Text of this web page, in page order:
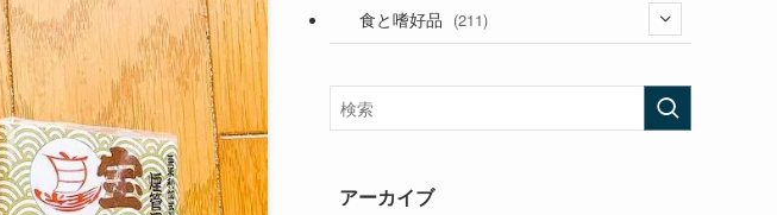
(282)
(33)
(56)
(472)
食と嗜好品 (211)
アーカイブ